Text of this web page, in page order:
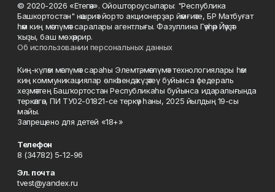
© 2020-2026 «Етегән». Ойоштороусылары: "Республика
Башкортостан" нәшриәт йорто акционерҙар йәмғиәте, БР Матбуғат
һәм киң мәғлүмәт саралары агентлығы. Фазуллина Гәүһәр Йәүҙәт
ҡыҙы, баш мөхәррир.
Об использовании персональных данных
Киң-күләм мәғлүмәт сараһы Элемтә, мәғлүмәт технологиялары һәм
киң коммуникациялар өлкәһендә күҙәтеү буйынса федераль
хеҙмәттең Башҡортостан Республикаһы буйынса идаралығында
теркәлгән, ПИ ТУ02-01821-се теркәү һаны, 2025 йылдың 19-сы
майы.
Запрещено для детей «18+»
Телефон
8 (34782) 5-12-96
Эл. почта
tvest@yandex.ru